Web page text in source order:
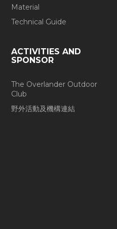
Material
Technical Guide
ACTIVITIES AND
SPONSOR
The Overlander Outdoor
Club
野外活動及機構連結